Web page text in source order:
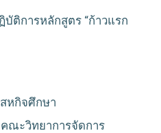
บัติการหลักสูตร “ก้าวแรก
หกิจศึกษา
คณะวิทยาการจัดการ